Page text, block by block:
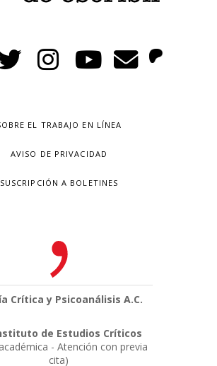
EL TRABAJO EN LÍNEA
AVISO DE PRIVACIDAD
SUSCRIPCIÓN A BOLETINES
Crítica y Psicoanálisis A.C.
de Estudios Críticos
- Atención con previa
cita)